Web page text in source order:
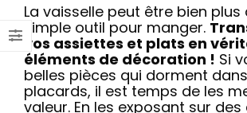
La vaisselle peut être bien plus
simple outil pour manger.
vos assiettes et plats en
éléments de décoration ! Si
belles pièces qui dorment
placards, il est temps de les
valeur. En les exposant sur